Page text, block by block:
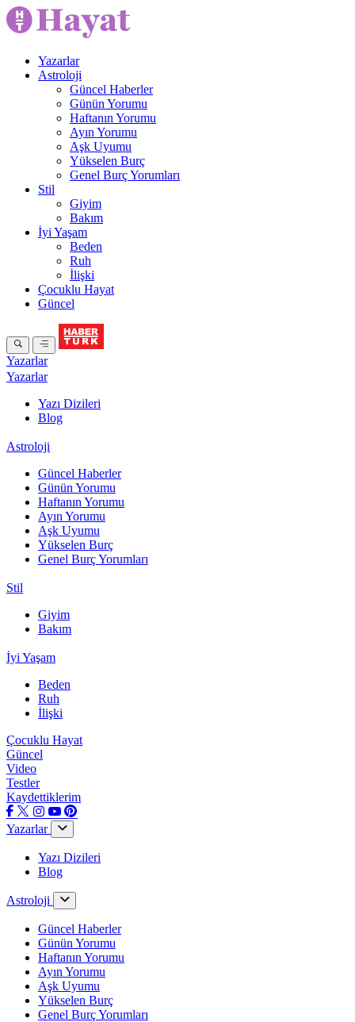
Yazarlar
Astroloji
Güncel Haberler
Günün Yorumu
Haftanın Yorumu
Ayın Yorumu
Aşk Uyumu
Yükselen Burç
Genel Burç Yorumları
Stil
Giyim
Bakım
İyi Yaşam
Beden
Ruh
İlişki
Çocuklu Hayat
Güncel
Yazarlar
Yazarlar
Yazı Dizileri
Blog
Astroloji
Güncel Haberler
Günün Yorumu
Haftanın Yorumu
Ayın Yorumu
Aşk Uyumu
Yükselen Burç
Genel Burç Yorumları
Stil
Giyim
Bakım
İyi Yaşam
Beden
Ruh
İlişki
Çocuklu Hayat
Güncel
Video
Testler
Kaydettiklerim
Yazarlar
Yazı Dizileri
Blog
Astroloji
Güncel Haberler
Günün Yorumu
Haftanın Yorumu
Ayın Yorumu
Aşk Uyumu
Yükselen Burç
Genel Burç Yorumları